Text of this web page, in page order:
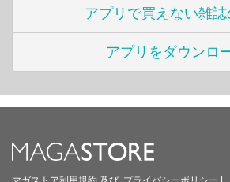
アプリで買えない雑誌
アプリをダウンロ